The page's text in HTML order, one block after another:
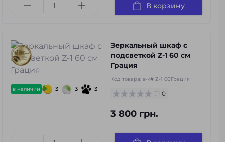
В корзину
в наличии 3 3 3
Зеркальный шкаф с
подсветкой Z-1 60 см
Грация
Код товара: s-k# Z-1 60Грация
0
3 800 грн.